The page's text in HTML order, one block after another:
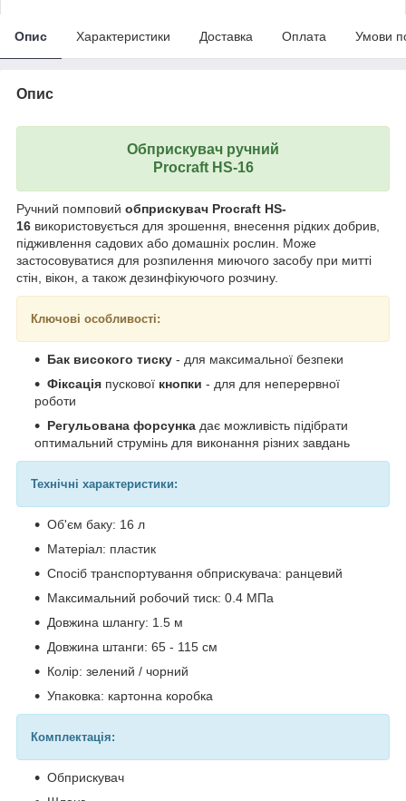
Опис Характеристики Доставка Оплата Умови
Опис
Обприскувач ручний
Procraft HS-16
Ручний помповий обприскувач Procraft HS-
16 використовується для зрошення, внесення рідких добрив,
підживлення садових або домашніх рослин. Може
застосовуватися для розпилення миючого засобу при митті
стін, вікон, а також дезинфікуючого розчину.
Ключові особливості:
Бак високого тиску - для максимальної безпеки
Фіксація пускової кнопки - для для неперервної
роботи
Регульована форсунка дає можливість підібрати
оптимальний струмінь для виконання різних завдань
Технічні характеристики:
Об'єм баку: 16 л
Матеріал: пластик
Спосіб транспортування обприскувача: ранцевий
Максимальний робочий тиск: 0.4 МПа
Довжина шлангу: 1.5 м
Довжина штанги: 65 - 115 см
Колір: зелений / чорний
Упаковка: картонна коробка
Комплектація:
Обприскувач